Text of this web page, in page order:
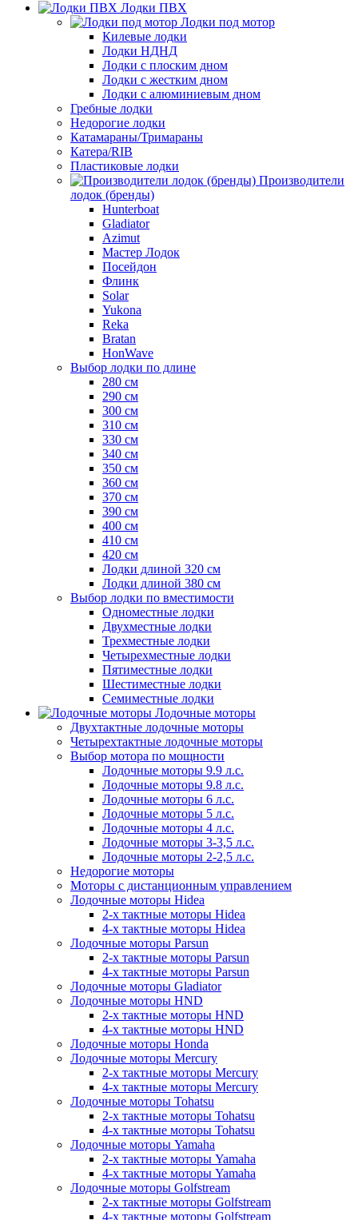
Лодки ПВХ
Лодки под мотор
Килевые лодки
Лодки НДНД
Лодки с плоским дном
Лодки с жестким дном
Лодки с алюминиевым дном
Гребные лодки
Недорогие лодки
Катамараны/Тримараны
Катера/RIB
Пластиковые лодки
Производители
лодок (бренды)
Hunterboat
Gladiator
Azimut
Мастер Лодок
Посейдон
Флинк
Solar
Yukona
Reka
Bratan
HonWave
Выбор лодки по длине
280 см
290 см
300 см
310 см
330 см
340 см
350 см
360 см
370 см
390 см
400 см
410 см
420 см
Лодки длиной 320 см
Лодки длиной 380 см
Выбор лодки по вместимости
Одноместные лодки
Двухместные лодки
Трехместные лодки
Четырехместные лодки
Пятиместные лодки
Шестиместные лодки
Семиместные лодки
Лодочные моторы
Двухтактные лодочные моторы
Четырехтактные лодочные моторы
Выбор мотора по мощности
Лодочные моторы 9.9 л.с.
Лодочные моторы 9.8 л.с.
Лодочные моторы 6 л.с.
Лодочные моторы 5 л.с.
Лодочные моторы 4 л.с.
Лодочные моторы 3-3,5 л.с.
Лодочные моторы 2-2,5 л.с.
Недорогие моторы
Моторы с дистанционным управлением
Лодочные моторы Hidea
2-х тактные моторы Hidea
4-х тактные моторы Hidea
Лодочные моторы Parsun
2-х тактные моторы Parsun
4-х тактные моторы Parsun
Лодочные моторы Gladiator
Лодочные моторы HND
2-х тактные моторы HND
4-х тактные моторы HND
Лодочные моторы Honda
Лодочные моторы Mercury
2-х тактные моторы Mercury
4-х тактные моторы Mercury
Лодочные моторы Tohatsu
2-х тактные моторы Tohatsu
4-х тактные моторы Tohatsu
Лодочные моторы Yamaha
2-х тактные моторы Yamaha
4-х тактные моторы Yamaha
Лодочные моторы Golfstream
2-х тактные моторы Golfstream
4-х тактные моторы Golfstream